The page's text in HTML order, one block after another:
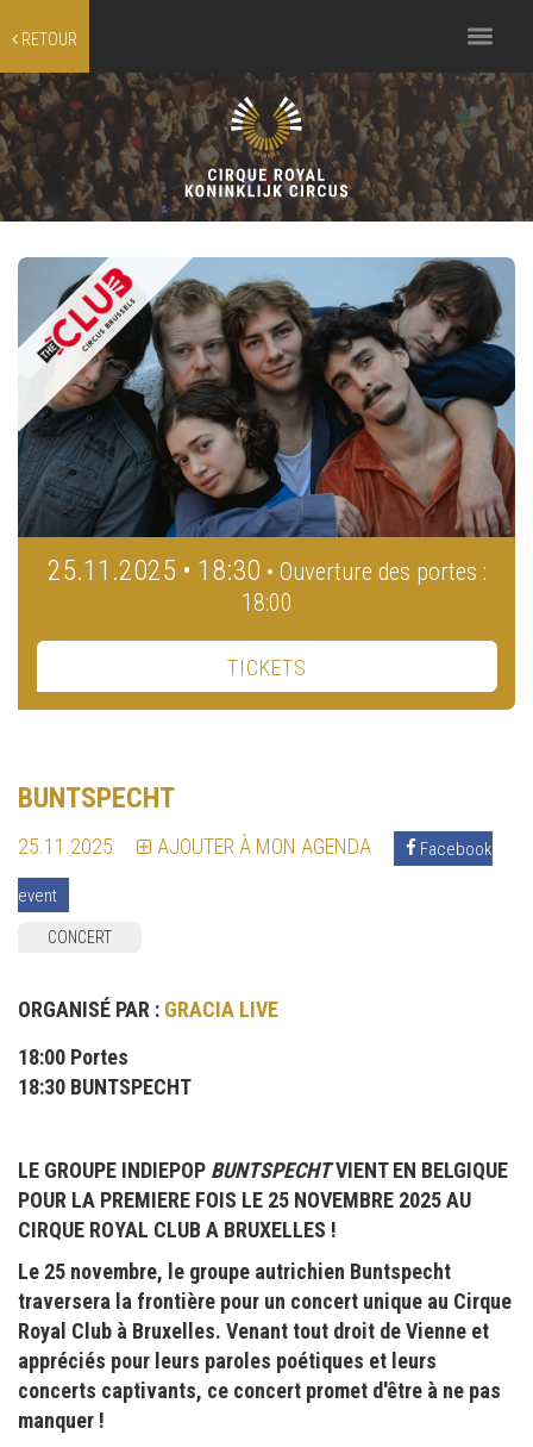
RETOUR
Toggle
navigation
25.11.2025 • 18:30 • Ouverture des portes :
18:00
TICKETS
BUNTSPECHT
25.11.2025 AJOUTER À MON AGENDA Facebook
event
CONCERT
ORGANISÉ PAR : GRACIA LIVE
18:00 Portes
18:30 BUNTSPECHT
LE GROUPE INDIEPOP BUNTSPECHTVIENT EN BELGIQUE
POUR LA PREMIERE FOIS LE 25 NOVEMBRE 2025 AU
CIRQUE ROYAL CLUB A BRUXELLES !
Le 25 novembre, le groupe autrichien Buntspecht
traversera la frontière pour un concert unique au Cirque
Royal Club à Bruxelles. Venant tout droit de Vienne et
appréciés pour leurs paroles poétiques et leurs
concerts captivants, ce concert promet d'être à ne pas
manquer !